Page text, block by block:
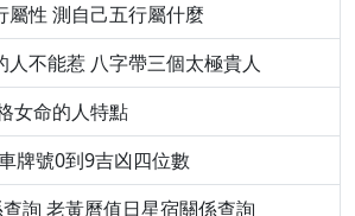
屬性 測自己五行屬什麼
人不能惹 八字帶三個太極貴人
女命的人特點
牌號0到9吉凶四位數
詢 老黃曆值日星宿關係查詢